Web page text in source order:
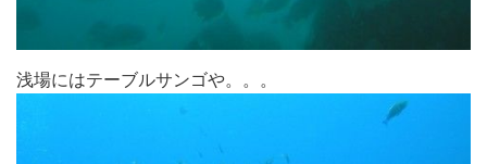
浅場にはテーブルサンゴや。。。